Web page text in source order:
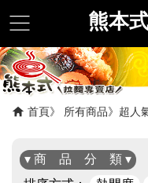
熊本
首頁 所有商品 超人
▾ 商 品 分 類 ▾